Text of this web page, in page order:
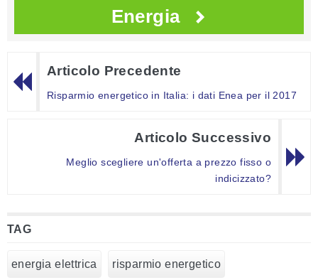
Energia
Articolo Precedente
Risparmio energetico in Italia: i dati Enea per il 2017
Articolo Successivo
Meglio scegliere un'offerta a prezzo fisso o
indicizzato?
TAG
energia elettrica risparmio energetico